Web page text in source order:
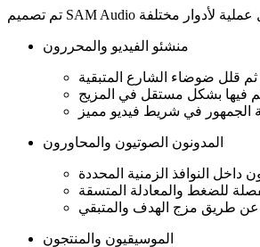
منشئو الفيديو والمحررون
المدونون الصوتيون والمحاورون
الموسيقيون والمنتجون